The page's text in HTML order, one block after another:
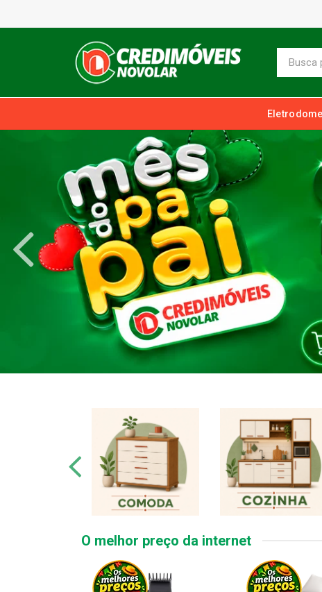
O melhor preço da internet